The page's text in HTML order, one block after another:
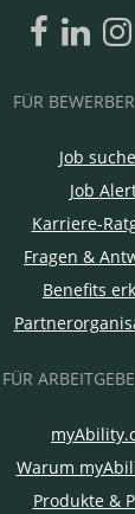
FÜR
Job
Job
Karriere-
Fragen &
Benefits
FÜR
Warum
Produkte &